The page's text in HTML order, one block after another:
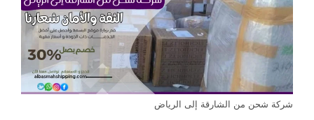
شركة شحن من الشارقة إلى الرياض